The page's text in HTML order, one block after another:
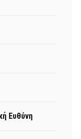
Ευθύνη